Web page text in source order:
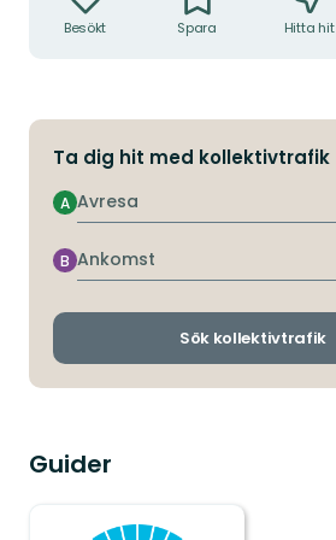
Besökt Spara Hitta hit
Ta dig hit med kollektivtrafik
Avresa
A
Ankomst
B
Sök kollektivtrafik
Guider